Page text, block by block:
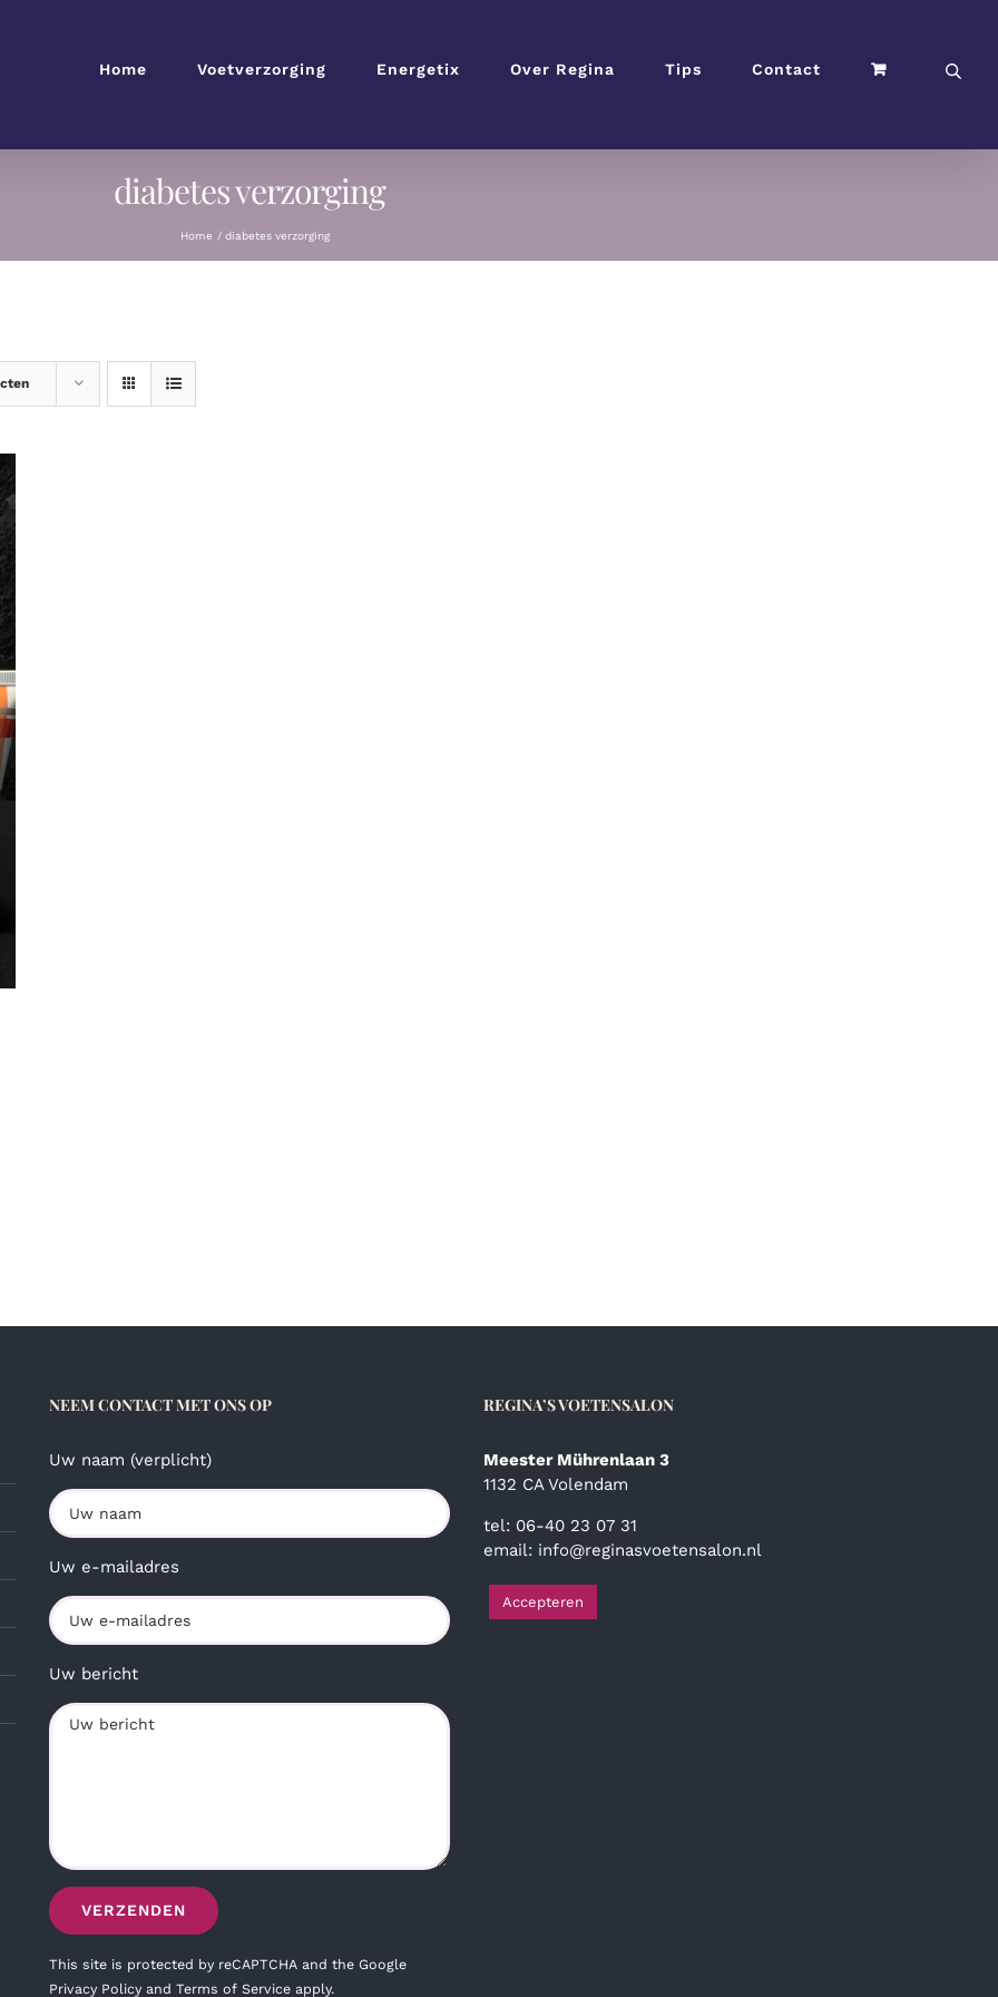
Home Voetverzorging Energetix Over Regina Tips Contact
diabetes verzorging
Home diabetes verzorging
NEEM CONTACT MET ONS OP
Uw naam (verplicht)
Uw e-mailadres
Uw bericht
This site is protected by reCAPTCHA and the Google
Privacy Policy and Terms of Service apply.
REGINA’S VOETENSALON
Meester Mührenlaan 3
1132 CA Volendam
tel: 06-40 23 07 31
email: info@reginasvoetensalon.nl
Accepteren